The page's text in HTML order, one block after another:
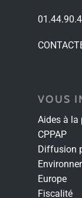
VOUS
Aides à la
CPPAP
Diffusion
Europe
Fiscalité